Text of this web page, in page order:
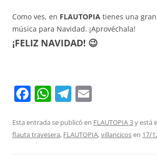
Como ves, en FLAUTOPIA tienes una
música para Navidad. ¡Aprovéchala!
¡FELIZ NAVIDAD! 😉
F
c
e
W
at
s
T
e
gr
ai
l
Esta entrada se publicó en FLAUTOPIA 3y está
flauta travesera, FLAUTOPIA,villancicosen 17/